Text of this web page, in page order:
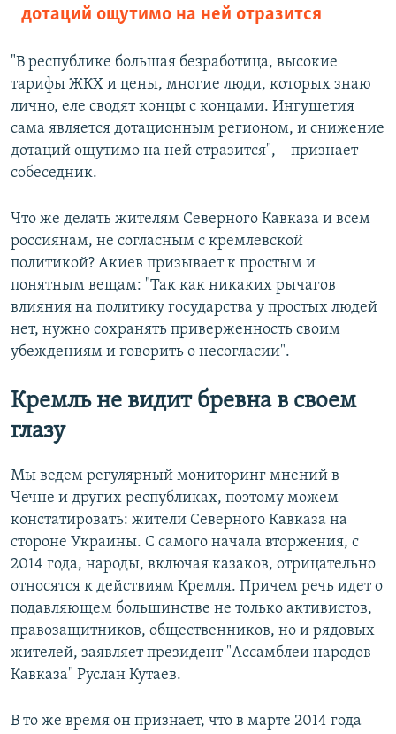
дотаций ощутимо на ней отразится
"В республике большая безработица, высокие
тарифы ЖКХ и цены, многие люди, которых знаю
лично, еле сводят концы с концами. Ингушетия
сама является дотационным регионом, и снижение
дотаций ощутимо на ней отразится", – признает
собеседник.
Что же делать жителям Северного Кавказа и всем
россиянам, не согласным с кремлевской
политикой? Акиев призывает к простым и
понятным вещам: "Так как никаких рычагов
влияния на политику государства у простых людей
нет, нужно сохранять приверженность своим
убеждениям и говорить о несогласии".
Кремль не видит бревна в своем
глазу
Мы ведем регулярный мониторинг мнений в
Чечне и других республиках, поэтому можем
констатировать: жители Северного Кавказа на
стороне Украины. С самого начала вторжения, с
2014 года, народы, включая казаков, отрицательно
относятся к действиям Кремля. Причем речь идет о
подавляющем большинстве не только активистов,
правозащитников, общественников, но и рядовых
жителей, заявляет президент "Ассамблеи народов
Кавказа" Руслан Кутаев.
В то же время он признает, что в марте 2014 года